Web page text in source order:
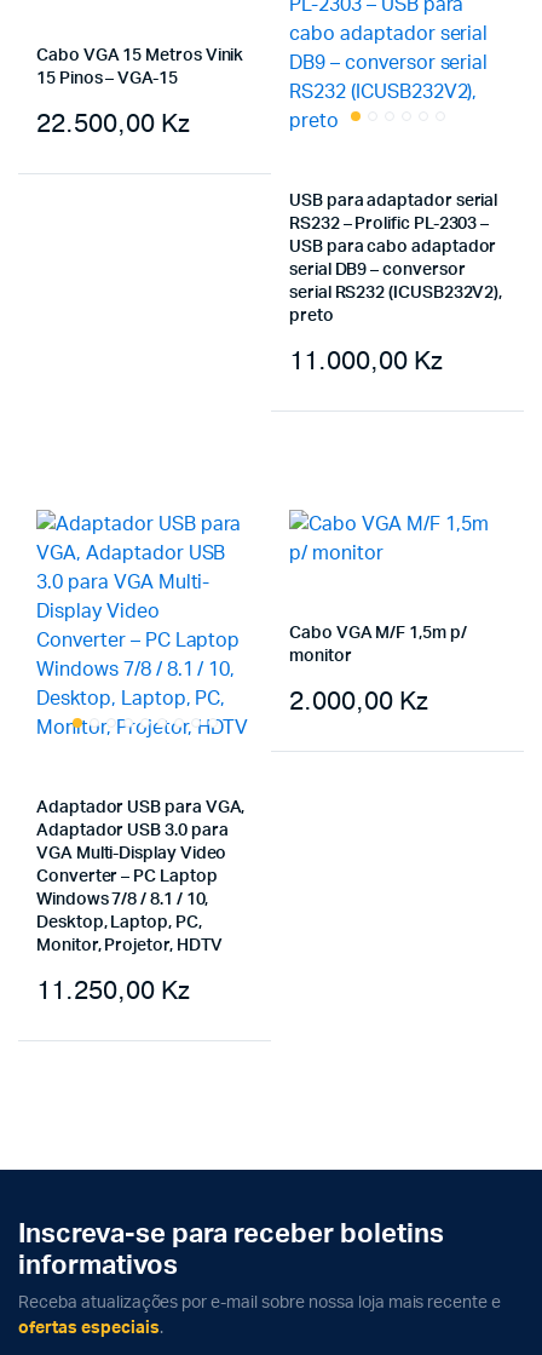
Cabo VGA 15 Metros Vinik
15 Pinos – VGA-15
22.500,00 Kz
USB para adaptador serial
RS232 – Prolific PL-2303 –
USB para cabo adaptador
serial DB9 – conversor
serial RS232 (ICUSB232V2),
preto
11.000,00 Kz
Adaptador USB para VGA,
Adaptador USB 3.0 para
VGA Multi-Display Video
Converter – PC Laptop
Windows 7/8 / 8.1 / 10,
Desktop, Laptop, PC,
Monitor, Projetor, HDTV
11.250,00 Kz
Cabo VGA M/F 1,5m p/
monitor
2.000,00 Kz
Inscreva-se para receber boletins
informativos
Receba atualizações por e-mail sobre nossa loja mais recente e
ofertas especiais.